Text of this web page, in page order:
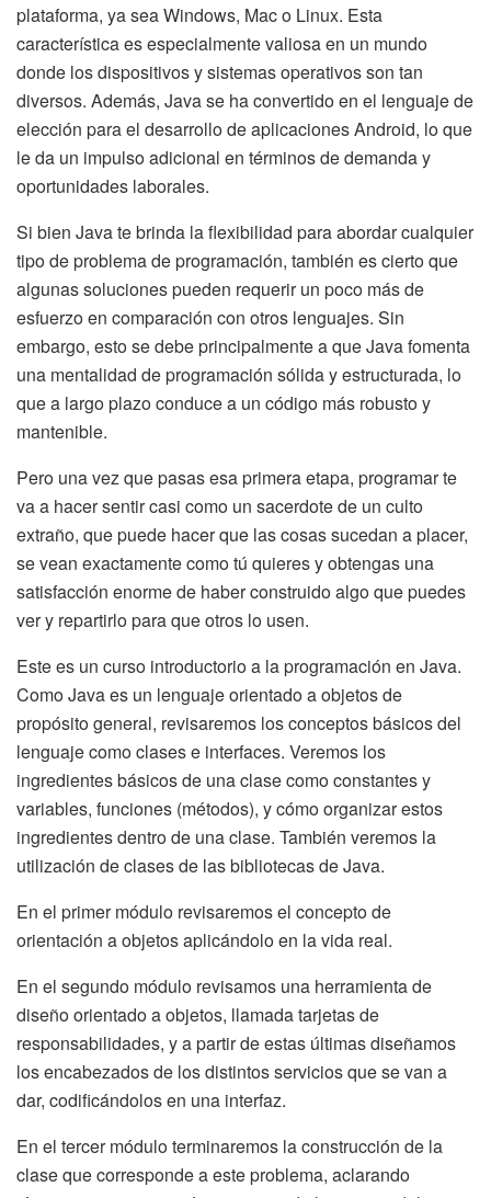
plataforma, ya sea Windows, Mac o Linux. Esta
característica es especialmente valiosa en un mundo
donde los dispositivos y sistemas operativos son tan
diversos. Además, Java se ha convertido en el lenguaje de
elección para el desarrollo de aplicaciones Android, lo que
le da un impulso adicional en términos de demanda y
oportunidades laborales.
Si bien Java te brinda la flexibilidad para abordar cualquier
tipo de problema de programación, también es cierto que
algunas soluciones pueden requerir un poco más de
esfuerzo en comparación con otros lenguajes. Sin
embargo, esto se debe principalmente a que Java fomenta
una mentalidad de programación sólida y estructurada, lo
que a largo plazo conduce a un código más robusto y
mantenible.
Pero una vez que pasas esa primera etapa, programar te
va a hacer sentir casi como un sacerdote de un culto
extraño, que puede hacer que las cosas sucedan a placer,
se vean exactamente como tú quieres y obtengas una
satisfacción enorme de haber construido algo que puedes
ver y repartirlo para que otros lo usen.
Este es un curso introductorio a la programación en Java.
Como Java es un lenguaje orientado a objetos de
propósito general, revisaremos los conceptos básicos del
lenguaje como clases e interfaces. Veremos los
ingredientes básicos de una clase como constantes y
variables, funciones (métodos), y cómo organizar estos
ingredientes dentro de una clase. También veremos la
utilización de clases de las bibliotecas de Java.
En el primer módulo revisaremos el concepto de
orientación a objetos aplicándolo en la vida real.
En el segundo módulo revisamos una herramienta de
diseño orientado a objetos, llamada tarjetas de
responsabilidades, y a partir de estas últimas diseñamos
los encabezados de los distintos servicios que se van a
dar, codificándolos en una interfaz.
En el tercer módulo terminaremos la construcción de la
clase que corresponde a este problema, aclarando